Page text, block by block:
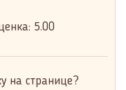
5.00
на странице?